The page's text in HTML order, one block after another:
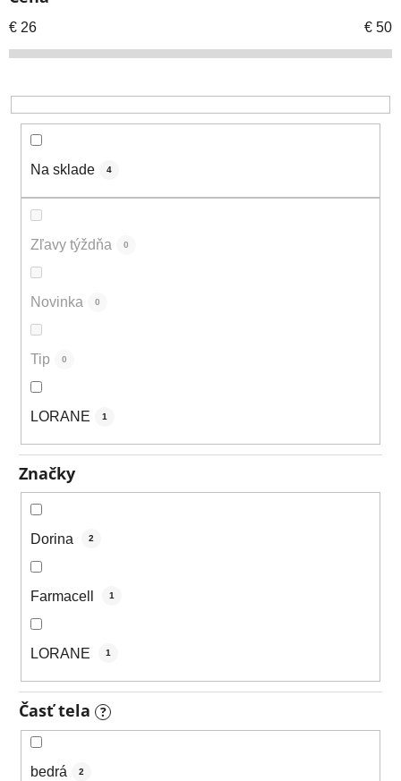
p
r
o
u
k
€ 26 € 50
Na sklade 4
Zľavy týždňa 0
Novinka 0
Tip 0
LORANE 1
Značky
Dorina 2
Farmacell 1
LORANE 1
Časť tela ?
bedrá 2